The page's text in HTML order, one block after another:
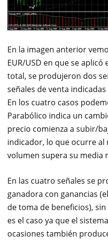
En la imagen anterior
EUR/USD en que se
total, se produjeron dos
señales de venta
En los cuatro casos
Parabólico indica un
precio comienza a subir/
indicador, lo que ocurre
volumen supera su media
En las cuatro señales se
ganadora con ganancias
de toma de beneficios),
es el caso ya que el
ocasiones también